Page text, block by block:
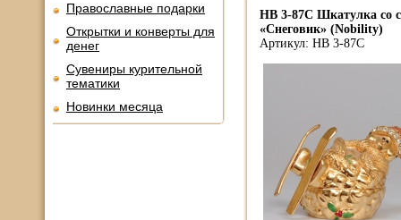
Православные подарки
Открытки и конверты для
денег
Сувениры курительной
тематики
Новинки месяца
HB 3-87С Шкатулка со
«Снеговик» (Nobility)
Артикул: HB 3-87С